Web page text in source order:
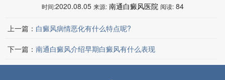
时间:2020.08.05 来源: 南通白癜风医院 阅读: 84
上一篇： 白癜风病情恶化有什么特点呢?
下一篇： 南通白癜风介绍早期白癜风有什么表现